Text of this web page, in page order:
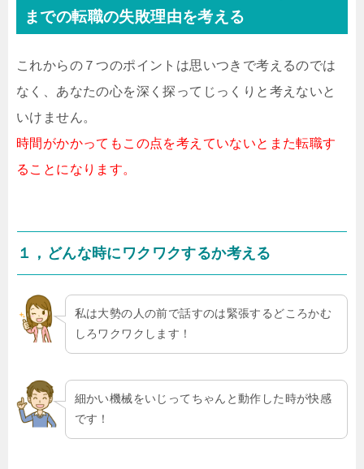
までの転職の失敗理由を考える
これからの７つのポイントは思いつきで考えるのでは
なく、あなたの心を深く探ってじっくりと考えないと
いけません。
時間がかかってもこの点を考えていないとまた転職す
ることになります。
１，どんな時にワクワクするか考える
私は大勢の人の前で話すのは緊張するどころかむ
しろワクワクします！
細かい機械をいじってちゃんと動作した時が快感
です！